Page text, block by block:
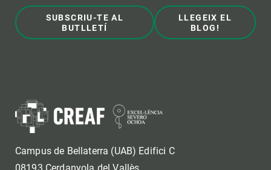
SUBSCRIU-TE AL
BUTLLETÍ
LLEGEIX EL
BLOG!
Campus de Bellaterra (UAB) Edifici C